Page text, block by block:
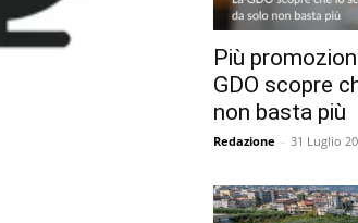
Più
GDO scopre
non basta più
Redazione - 31 Luglio